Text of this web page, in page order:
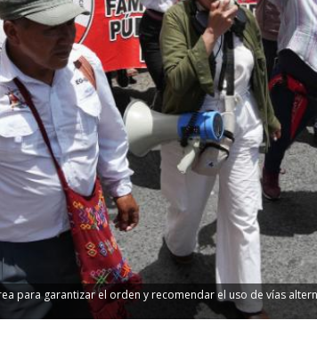
para garantizar el orden y recomendar el uso de vías